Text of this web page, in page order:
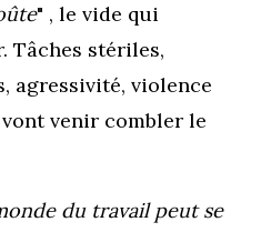
" , le vide qui
Tâches stériles,
agressivité, violence
venir combler le
du travail peut se